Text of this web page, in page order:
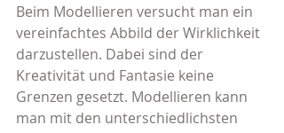
Beim Modellieren versucht man ein
vereinfachtes Abbild der Wirklichkeit
darzustellen. Dabei sind der
Kreativität und Fantasie keine
Grenzen gesetzt. Modellieren kann
man mit den unterschiedlichsten